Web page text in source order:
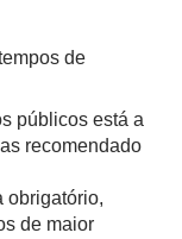
de
públicos está a
recomendado
obrigatório,
de maior